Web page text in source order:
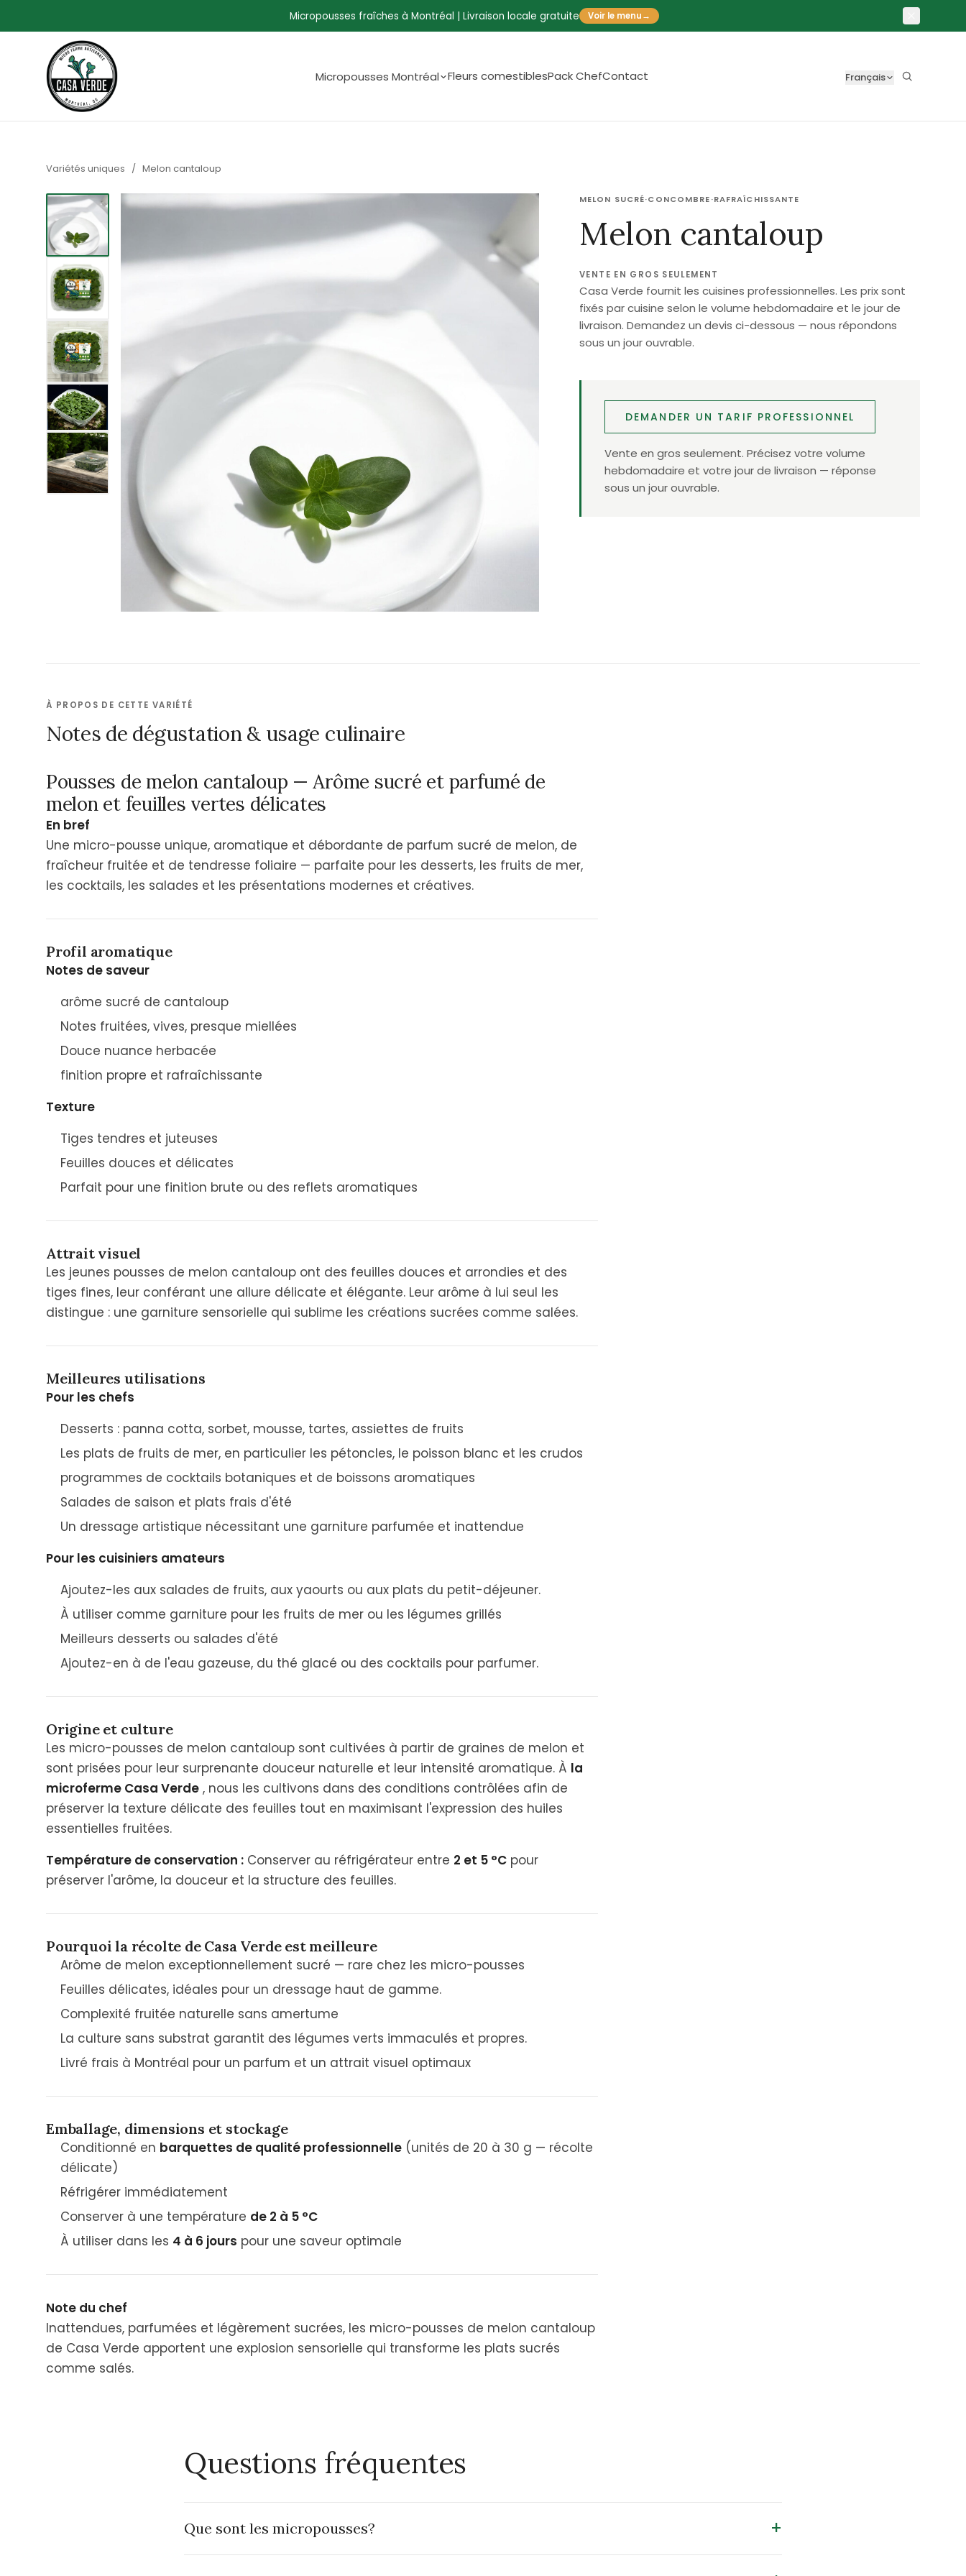
Micropousses fraîches à Montréal | Livraison locale gratuite Voir le menu→
Micropousses Montréal Fleurs comestiblesPack ChefContact Français
Variétés uniques / Melon cantaloup
Afficher l'image1
Afficher l'image2
Afficher l'image3
Afficher l'image4
Afficher l'image5
MELON SUCRÉ·CONCOMBRE·RAFRAÎCHISSANTE
Melon cantaloup
VENTE EN GROS SEULEMENT
Casa Verde fournit les cuisines professionnelles. Les prix sont
fixés par cuisine selon le volume hebdomadaire et le jour de
livraison. Demandez un devis ci-dessous — nous répondons
sous un jour ouvrable.
DEMANDER UN TARIF PROFESSIONNEL
Vente en gros seulement. Précisez votre volume
hebdomadaire et votre jour de livraison — réponse
sous un jour ouvrable.
À PROPOS DE CETTE VARIÉTÉ
Notes de dégustation & usage culinaire
Pousses de melon cantaloup — Arôme sucré et parfumé de
melon et feuilles vertes délicates
En bref
Une micro-pousse unique, aromatique et débordante de parfum sucré de melon, de
fraîcheur fruitée et de tendresse foliaire — parfaite pour les desserts, les fruits de mer,
les cocktails, les salades et les présentations modernes et créatives.
Profil aromatique
Notes de saveur
arôme sucré de cantaloup
Notes fruitées, vives, presque miellées
Douce nuance herbacée
finition propre et rafraîchissante
Texture
Tiges tendres et juteuses
Feuilles douces et délicates
Parfait pour une finition brute ou des reflets aromatiques
Attrait visuel
Les jeunes pousses de melon cantaloup ont des feuilles douces et arrondies et des
tiges fines, leur conférant une allure délicate et élégante. Leur arôme à lui seul les
distingue : une garniture sensorielle qui sublime les créations sucrées comme salées.
Meilleures utilisations
Pour les chefs
Desserts : panna cotta, sorbet, mousse, tartes, assiettes de fruits
Les plats de fruits de mer, en particulier les pétoncles, le poisson blanc et les crudos
programmes de cocktails botaniques et de boissons aromatiques
Salades de saison et plats frais d'été
Un dressage artistique nécessitant une garniture parfumée et inattendue
Pour les cuisiniers amateurs
Ajoutez-les aux salades de fruits, aux yaourts ou aux plats du petit-déjeuner.
À utiliser comme garniture pour les fruits de mer ou les légumes grillés
Meilleurs desserts ou salades d'été
Ajoutez-en à de l'eau gazeuse, du thé glacé ou des cocktails pour parfumer.
Origine et culture
Les micro-pousses de melon cantaloup sont cultivées à partir de graines de melon et
sont prisées pour leur surprenante douceur naturelle et leur intensité aromatique. À la
microferme Casa Verde , nous les cultivons dans des conditions contrôlées afin de
préserver la texture délicate des feuilles tout en maximisant l'expression des huiles
essentielles fruitées.
Température de conservation : Conserver au réfrigérateur entre 2 et 5 °C pour
préserver l'arôme, la douceur et la structure des feuilles.
Pourquoi la récolte de Casa Verde est meilleure
Arôme de melon exceptionnellement sucré — rare chez les micro-pousses
Feuilles délicates, idéales pour un dressage haut de gamme.
Complexité fruitée naturelle sans amertume
La culture sans substrat garantit des légumes verts immaculés et propres.
Livré frais à Montréal pour un parfum et un attrait visuel optimaux
Emballage, dimensions et stockage
Conditionné en barquettes de qualité professionnelle (unités de 20 à 30 g — récolte
délicate)
Réfrigérer immédiatement
Conserver à une température de 2 à 5 °C
À utiliser dans les 4 à 6 jours pour une saveur optimale
Note du chef
Inattendues, parfumées et légèrement sucrées, les micro-pousses de melon cantaloup
de Casa Verde apportent une explosion sensorielle qui transforme les plats sucrés
comme salés.
Questions fréquentes
Que sont les micropousses? +